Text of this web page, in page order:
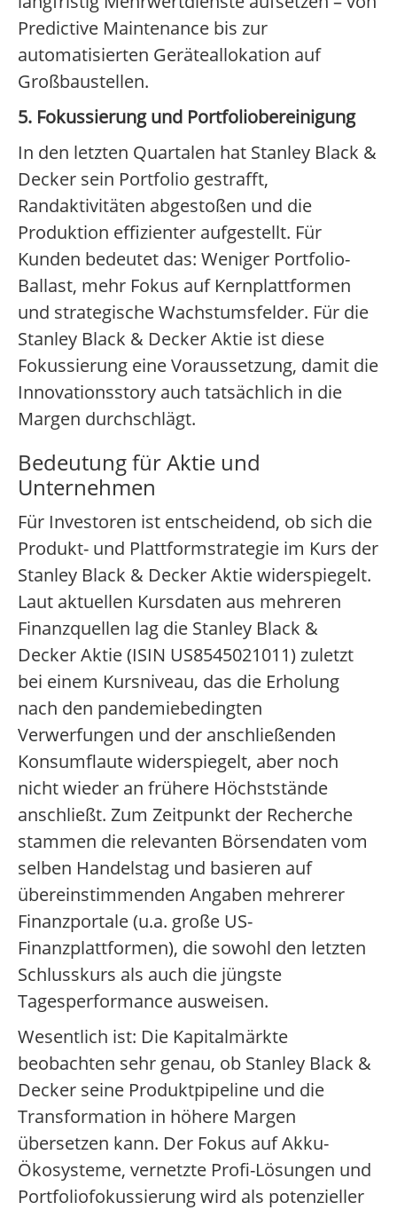
Predictive Maintenance bis zur
automatisierten Geräteallokation auf
Großbaustellen.
5. Fokussierung und Portfoliobereinigung
In den letzten Quartalen hat Stanley Black &
Decker sein Portfolio gestrafft,
Randaktivitäten abgestoßen und die
Produktion effizienter aufgestellt. Für
Kunden bedeutet das: Weniger Portfolio-
Ballast, mehr Fokus auf Kernplattformen
und strategische Wachstumsfelder. Für die
Stanley Black & Decker Aktie ist diese
Fokussierung eine Voraussetzung, damit die
Innovationsstory auch tatsächlich in die
Margen durchschlägt.
Bedeutung für Aktie und
Unternehmen
Für Investoren ist entscheidend, ob sich die
Produkt- und Plattformstrategie im Kurs der
Stanley Black & Decker Aktie widerspiegelt.
Laut aktuellen Kursdaten aus mehreren
Finanzquellen lag die Stanley Black &
Decker Aktie (ISIN US8545021011) zuletzt
bei einem Kursniveau, das die Erholung
nach den pandemiebedingten
Verwerfungen und der anschließenden
Konsumflaute widerspiegelt, aber noch
nicht wieder an frühere Höchststände
anschließt. Zum Zeitpunkt der Recherche
stammen die relevanten Börsendaten vom
selben Handelstag und basieren auf
übereinstimmenden Angaben mehrerer
Finanzportale (u.a. große US-
Finanzplattformen), die sowohl den letzten
Schlusskurs als auch die jüngste
Tagesperformance ausweisen.
Wesentlich ist: Die Kapitalmärkte
beobachten sehr genau, ob Stanley Black &
Decker seine Produktpipeline und die
Transformation in höhere Margen
übersetzen kann. Der Fokus auf Akku-
Ökosysteme, vernetzte Profi-Lösungen und
Portfoliofokussierung wird als potenzieller